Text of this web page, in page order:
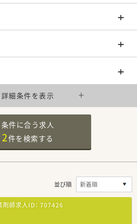
詳細条件を表示
条件に合う求人
2件を検索する
並び順
剤師求人ID： 707426